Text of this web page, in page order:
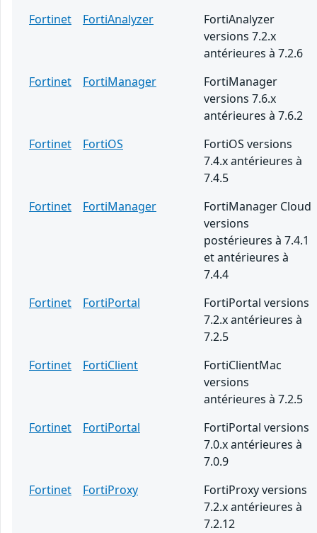
Fortinet
FortiAnalyzer
FortiAnalyzer
versions 7.2.x
antérieures à 7.2.6
Fortinet
FortiManager
FortiManager
versions 7.6.x
antérieures à 7.6.2
Fortinet
FortiOS
FortiOS versions
7.4.x antérieures à
7.4.5
Fortinet
FortiManager
FortiManager Cloud
versions
postérieures à 7.4.1
et antérieures à
7.4.4
Fortinet
FortiPortal
FortiPortal versions
7.2.x antérieures à
7.2.5
Fortinet
FortiClient
FortiClientMac
versions
antérieures à 7.2.5
Fortinet
FortiPortal
FortiPortal versions
7.0.x antérieures à
7.0.9
Fortinet
FortiProxy
FortiProxy versions
7.2.x antérieures à
7.2.12